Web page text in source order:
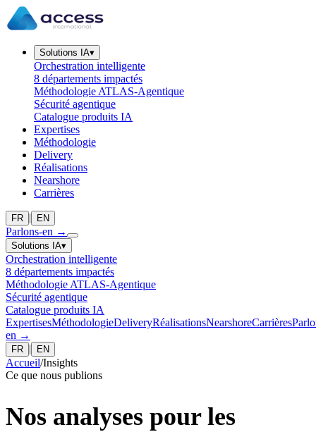
Solutions IA▾
Orchestration intelligente
8 départements impactés
Méthodologie ATLAS-Agentique
Sécurité agentique
Catalogue produits IA
Expertises
Méthodologie
Delivery
Réalisations
Nearshore
Carrières
FR | EN
Parlons-en →
Solutions IA▾
Orchestration intelligente
8 départements impactés
Méthodologie ATLAS-Agentique
Sécurité agentique
Catalogue produits IA
ExpertisesMéthodologieDeliveryRéalisationsNearshoreCarrières
en →
FR | EN
Accueil/Insights
Ce que nous publions
Nos analyses pour les